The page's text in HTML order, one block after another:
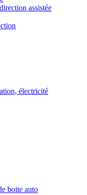
assistée
électricité
boite auto